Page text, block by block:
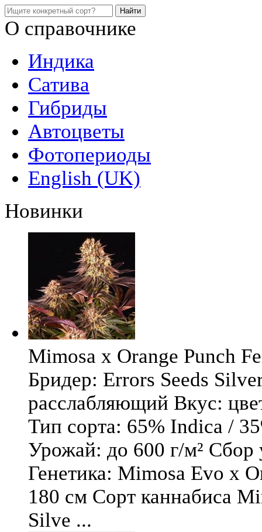
О справочнике
Индика
Сатива
Гибриды
Автоцветы
Фотопериоды
English (UK)
Новинки
Mimosa x Orange Punch
Бридер: Errors Seeds
расслабляющий Вкус:
Тип сорта: 65% Indica /
Урожай: до 600 г/м² Сбор
Генетика: Mimosa Evo x
180 см Сорт каннабиса
Silve ...